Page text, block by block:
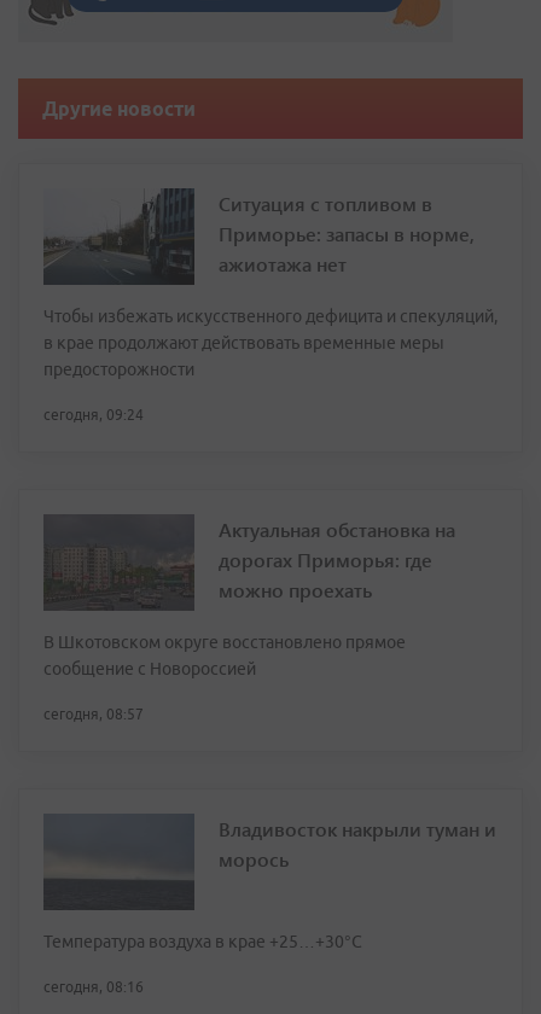
Другие новости
Ситуация с топливом в
Приморье: запасы в норме,
ажиотажа нет
Чтобы избежать искусственного дефицита и спекуляций,
в крае продолжают действовать временные меры
предосторожности
сегодня, 09:24
Актуальная обстановка на
дорогах Приморья: где
можно проехать
В Шкотовском округе восстановлено прямое
сообщение с Новороссией
сегодня, 08:57
Владивосток накрыли туман и
морось
Температура воздуха в крае +25…+30°C
сегодня, 08:16